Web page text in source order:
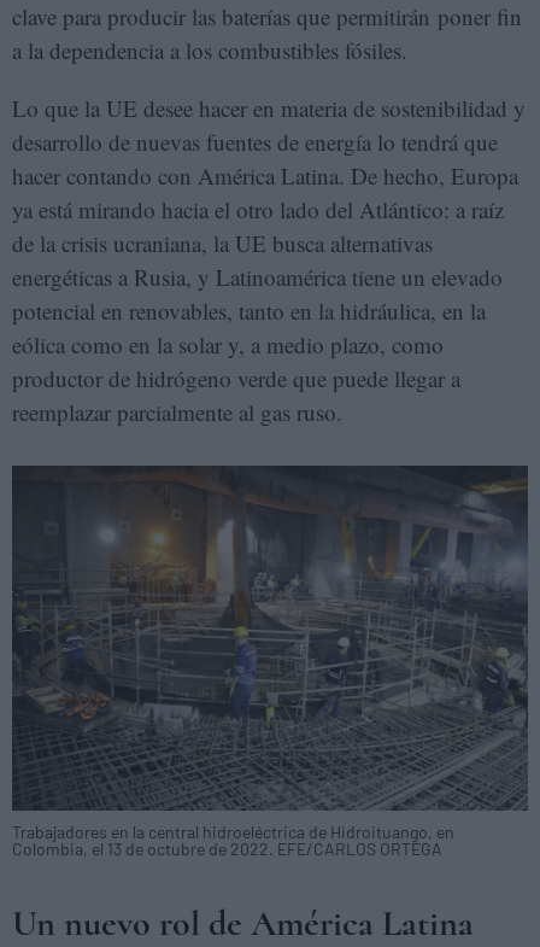
clave para producir las baterías que permitirán poner fin
a la dependencia a los combustibles fósiles.
Lo que la UE desee hacer en materia de sostenibilidad y
desarrollo de nuevas fuentes de energía lo tendrá que
hacer contando con América Latina. De hecho, Europa
ya está mirando hacia el otro lado del Atlántico: a raíz
de la crisis ucraniana, la UE busca alternativas
energéticas a Rusia, y Latinoamérica tiene un elevado
potencial en renovables, tanto en la hidráulica, en la
eólica como en la solar y, a medio plazo, como
productor de hidrógeno verde que puede llegar a
reemplazar parcialmente al gas ruso.
Trabajadores en la central hidroeléctrica de Hidroituango, en
Colombia, el 13 de octubre de 2022. EFE/CARLOS ORTEGA
Un nuevo rol de América Latina